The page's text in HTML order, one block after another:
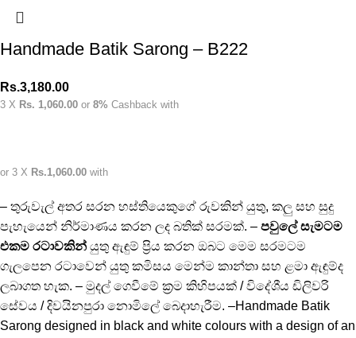
Handmade Batik Sarong – B222
Rs.3,180.00
3 X Rs. 1,060.00 or 8% Cashback with
or 3 X Rs.1,060.00 with
– තුරුවැල් අතර සරන හස්තියෙකුගේ රුවකින් යුතු, කලු සහ සුදු
පැහැයෙන් නිර්මාණය කරන ලද බතික් සරමක්. – පවුලේ සැමටම
එකම රටාවකින් යුතු ඇඳුම් ප්‍රිය කරන ඔබට මෙම සරමටම
ගැලපෙන රටාවෙන් යුතු කමිසය මෙන්ම කාන්තා සහ ළමා ඇඳුම්ද
ලබාගත හැක. – මුදල් ගෙවීමේ ක්‍රම කිහිපයක් / විදේශීය ඩිලිවරි
සේවය / දිවයිනපුරා නොමිලේ බෙදාහැරීම. –Handmade Batik
Sarong designed in black and white colours with a design of an